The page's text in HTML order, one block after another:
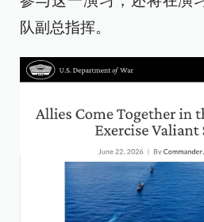
队副总指挥。